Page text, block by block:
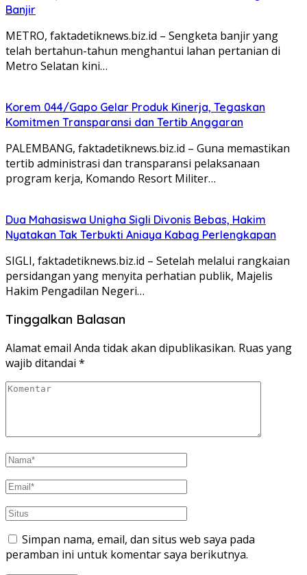
Banjir
METRO, faktadetiknews.biz.id – Sengketa banjir yang
telah bertahun-tahun menghantui lahan pertanian di
Metro Selatan kini…
Korem 044/Gapo Gelar Produk Kinerja, Tegaskan
Komitmen Transparansi dan Tertib Anggaran
PALEMBANG, faktadetiknews.biz.id – Guna memastikan
tertib administrasi dan transparansi pelaksanaan
program kerja, Komando Resort Militer…
Dua Mahasiswa Unigha Sigli Divonis Bebas, Hakim
Nyatakan Tak Terbukti Aniaya Kabag Perlengkapan
SIGLI, faktadetiknews.biz.id – Setelah melalui rangkaian
persidangan yang menyita perhatian publik, Majelis
Hakim Pengadilan Negeri…
Tinggalkan Balasan
Alamat email Anda tidak akan dipublikasikan. Ruas yang
wajib ditandai *
Simpan nama, email, dan situs web saya pada
peramban ini untuk komentar saya berikutnya.